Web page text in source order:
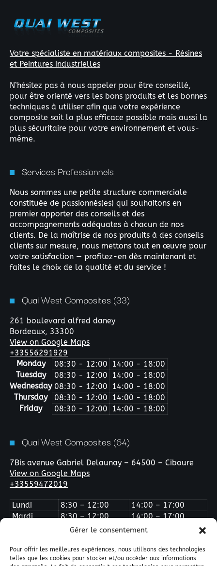
Gérer le consentement
Pour offrir les meilleures expériences, nous utilisons des technologies
telles que les cookies pour stocker et/ou accéder aux informations
Votre spécialiste en matériaux composites - Résines
et Peintures industrielles
N’hésitez pas à nous appeler pour être conseillé,
pour être orienté vers les bons produits et les bonnes
techniques à utiliser afin que votre expérience
composite soit la plus efficace possible mais aussi la
plus sécuritaire pour votre environnement et vous-
même.
Services Professionnels
Nous sommes une petite structure commerciale
constituée de passionnés(es) qui souhaitons en
premier apporter des conseils et des
accompagnements adéquates à chacun de nos
clients. De la maîtrise de nos produits à des conseils
clients sur mesure, nous mettons tout en œuvre pour
votre satisfaction — profitez-en dès maintenant et
faites le choix de la qualité et du service !
Quai West Composites (33)
261 boulevard alfred daney
Bordeaux, 33300
View on Google Maps
+33556291929
Monday
08:30 - 12:00 14:00 - 18:00
Tuesday
08:30 - 12:00 14:00 - 18:00
Wednesday 08:30 - 12:00 14:00 - 18:00
Thursday
08:30 - 12:00 14:00 - 18:00
Friday
08:30 - 12:00 14:00 - 18:00
Quai West Composites (64)
7Bis avenue Gabriel Delaunay – 64500 – Ciboure
View on Google Maps
+33559472019
Lundi 8:30 – 12:00
14:00 – 17:00
Mardi
8:30 – 12:00
14:00 – 17:00
Fermé
Fermé
Vendredi
8:30 – 12:00 14:00 – 16:00